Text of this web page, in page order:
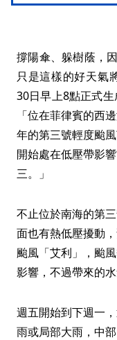
撐陽傘、躲樹蔭，
只是這樣的好天氣
30日早上8點正式生
「位在菲律賓的西
年的第三號輕度颱
開始處在低壓帶影
三。」
不止位於南海的第
面也有熱低壓擾動
颱風「艾利」，颱
影響，不過帶來的水
週五開始到下週一
雨或局部大雨，中